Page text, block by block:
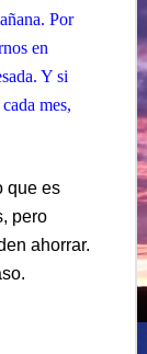
Por
en
Y si
mes,
que es
pero
ahorrar.